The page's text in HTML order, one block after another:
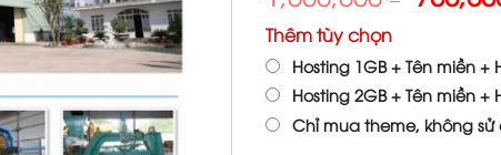
Thêm tùy chọn
Hosting 1GB + Tên miền +
Hosting 2GB + Tên miền +
Chỉ mua theme, không sử